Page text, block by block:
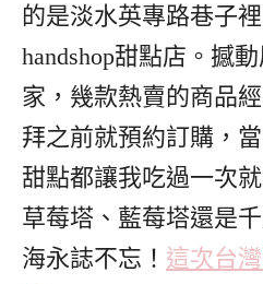
的是淡水英專路巷子
handshop甜點店。撼
家，幾款熱賣的商品
拜之前就預約訂購，
甜點都讓我吃過一次
草莓塔、藍莓塔還是
海永誌不忘！ 這次台